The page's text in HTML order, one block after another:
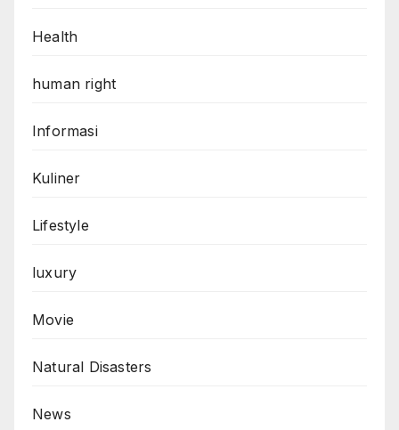
Health
human right
Informasi
Kuliner
Lifestyle
luxury
Movie
Natural Disasters
News